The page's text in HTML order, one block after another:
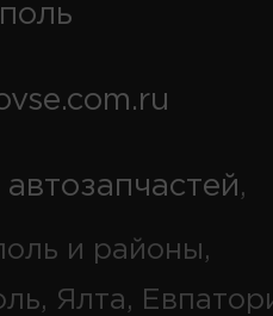
,
и районы,
Ялта,